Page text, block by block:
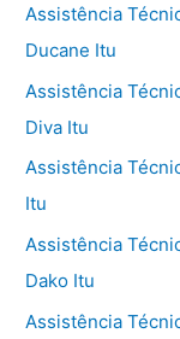
Assistência
Ducane Itu
Assistência
Diva Itu
Assistência
Itu
Assistência
Dako Itu
Assistência